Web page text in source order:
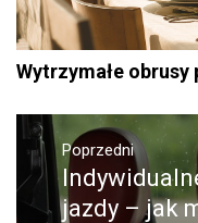
Wytrzymałe
Nawigacja
wpisu
Poprzedni
Poprzedni
wpis:
jazdy – jak